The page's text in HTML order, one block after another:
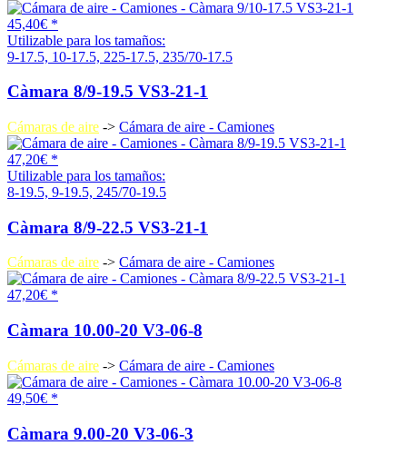
45,40€ *
Utilizable para los tamaños:
9-17.5, 10-17.5, 225-17.5, 235/70-17.5
Càmara 8/9-19.5 VS3-21-1
Cámaras de aire -> Cámara de aire - Camiones
47,20€ *
Utilizable para los tamaños:
8-19.5, 9-19.5, 245/70-19.5
Càmara 8/9-22.5 VS3-21-1
Cámaras de aire -> Cámara de aire - Camiones
47,20€ *
Càmara 10.00-20 V3-06-8
Cámaras de aire -> Cámara de aire - Camiones
49,50€ *
Càmara 9.00-20 V3-06-3